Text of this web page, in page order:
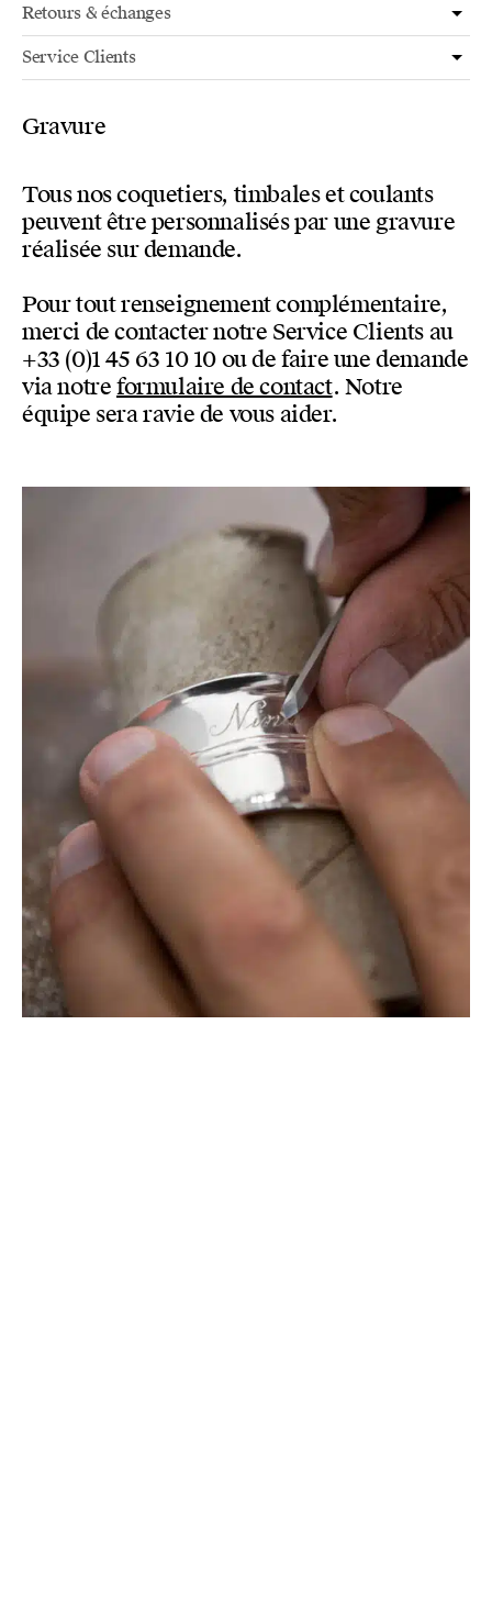
Retours & échanges
Service Clients
Gravure
Tous nos coquetiers, timbales et coulants
peuvent être personnalisés par une gravure
réalisée sur demande.
Pour tout renseignement complémentaire,
merci de contacter notre Service Clients au
+33 (0)1 45 63 10 10 ou de faire une demande
via notreformulaire de contact. Notre
équipe sera ravie de vous aider.